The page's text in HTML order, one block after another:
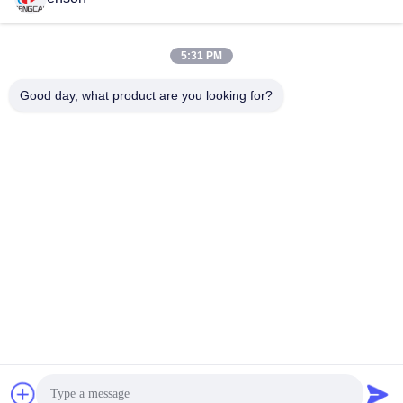
Envoyez
5:31 PM
Good day, what product are you looking for?